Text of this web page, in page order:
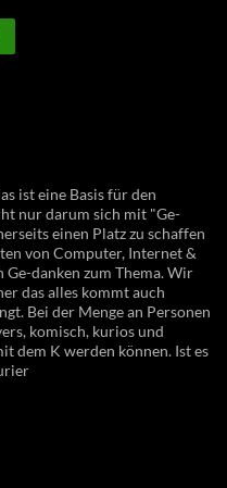
ist eine Basis für den
nur darum sich mit "Ge-
einen Platz zu schaffen
von Computer, Internet &
Ge-danken zum Thema. Wir
das alles kommt auch
Bei der Menge an Personen
komisch, kurios und
dem K werden können. Ist es